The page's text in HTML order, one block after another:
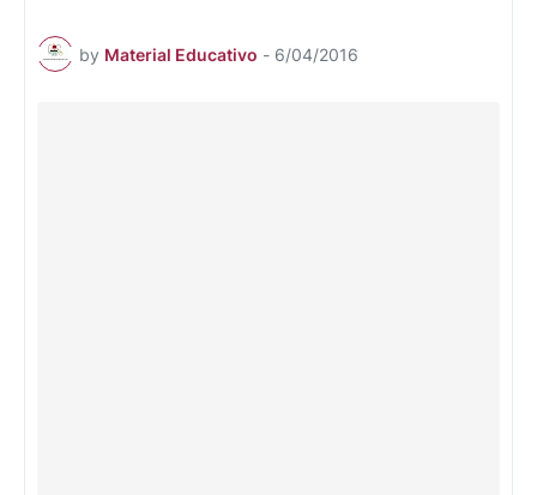
by Material Educativo - 6/04/2016